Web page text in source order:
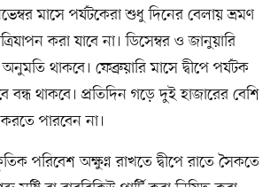
মাসে পর্যটকেরা শুধু দিনের বেলায় ভ্রমণ
করা যাবে না। ডিসেম্বর ও জানুয়ারি
অনুমতি থাকবে। ফেব্রুয়ারি মাসে দ্বীপে পর্যটক
বন্ধ থাকবে। প্রতিদিন গড়ে দুই হাজারের বেশি
করতে পারবেন না।
পরিবেশ অক্ষুণ্ন রাখতে দ্বীপে রাতে সৈকতে